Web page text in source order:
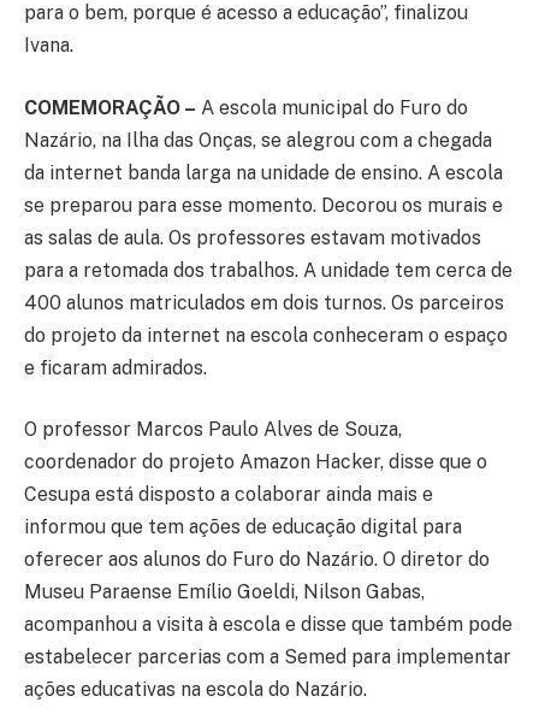
para o bem, porque é acesso a educação”, finalizou
Ivana.
COMEMORAÇÃO – A escola municipal do Furo do
Nazário, na Ilha das Onças, se alegrou com a chegada
da internet banda larga na unidade de ensino. A escola
se preparou para esse momento. Decorou os murais e
as salas de aula. Os professores estavam motivados
para a retomada dos trabalhos. A unidade tem cerca de
400 alunos matriculados em dois turnos. Os parceiros
do projeto da internet na escola conheceram o espaço
e ficaram admirados.
O professor Marcos Paulo Alves de Souza,
coordenador do projeto Amazon Hacker, disse que o
Cesupa está disposto a colaborar ainda mais e
informou que tem ações de educação digital para
oferecer aos alunos do Furo do Nazário. O diretor do
Museu Paraense Emílio Goeldi, Nilson Gabas,
acompanhou a visita à escola e disse que também pode
estabelecer parcerias com a Semed para implementar
ações educativas na escola do Nazário.